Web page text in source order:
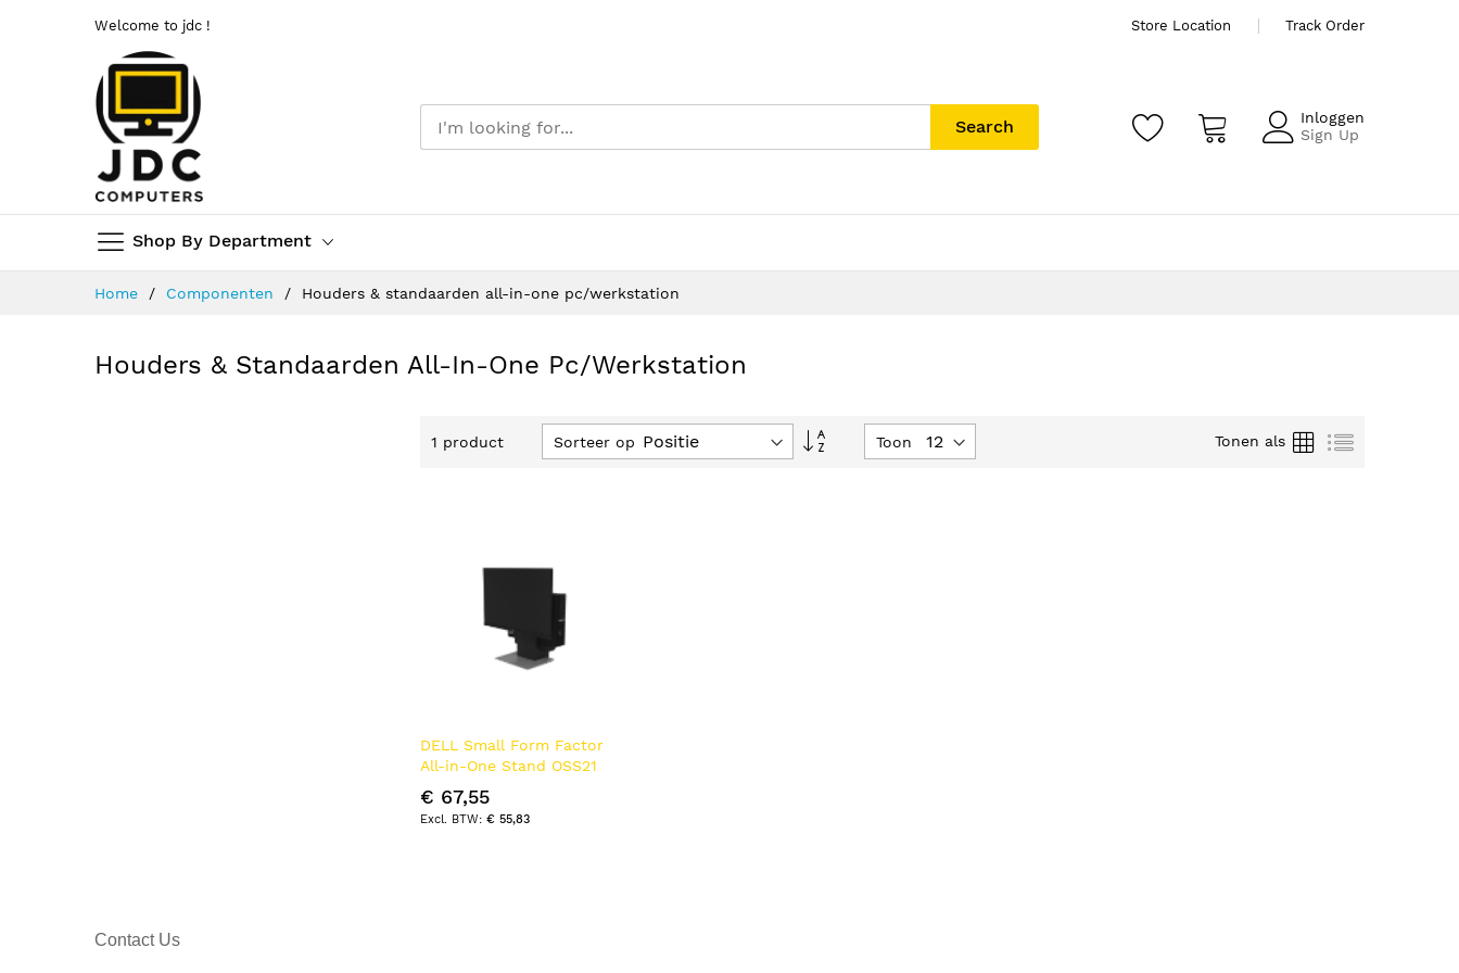
Welcome to jdc ! Store Location Track Order
Shop By Department
Search
Inloggen
Sign Up
Home Componenten Houders & standaarden all-in-one pc/werkstation
Houders & Standaarden All-In-One Pc/werkstation
1 product Sorteer op
Van
Toon Tonen als
Foto-
tabel
Lijst
DELL Small Form Factor
All-in-One Stand OSS21
€ 67,55
€ 55,83
Contact Us